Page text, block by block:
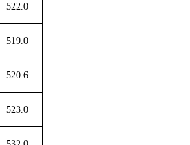
522.0
519.0
520.6
523.0